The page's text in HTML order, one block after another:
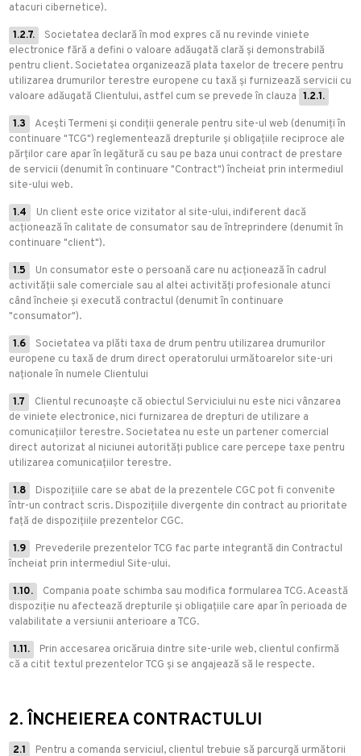
atacuri cibernetice).
1.2.7.
Societatea declară în mod expres că nu revinde viniete
electronice fără a defini o valoare adăugată clară și demonstrabilă
pentru client. Societatea organizează plata taxelor de trecere pentru
utilizarea drumurilor terestre europene cu taxă și furnizează servicii cu
valoare adăugată Clientului, astfel cum se prevede în clauza 1.2.1.
1.3
Acești Termeni și condiții generale pentru site-ul web (denumiți în
continuare "TCG") reglementează drepturile și obligațiile reciproce ale
părților care apar în legătură cu sau pe baza unui contract de prestare
de servicii (denumit în continuare "Contract") încheiat prin intermediul
site-ului web.
1.4
Un client este orice vizitator al site-ului, indiferent dacă
acționează în calitate de consumator sau de întreprindere (denumit în
continuare "client").
1.5
Un consumator este o persoană care nu acționează în cadrul
activității sale comerciale sau al altei activități profesionale atunci
când încheie și execută contractul (denumit în continuare
"consumator").
1.6
Societatea va plăti taxa de drum pentru utilizarea drumurilor
europene cu taxă de drum direct operatorului următoarelor site-uri
naționale în numele Clientului
1.7
Clientul recunoaște că obiectul Serviciului nu este nici vânzarea
de viniete electronice, nici furnizarea de drepturi de utilizare a
comunicațiilor terestre. Societatea nu este un partener comercial
direct autorizat al niciunei autorități publice care percepe taxe pentru
utilizarea comunicațiilor terestre.
1.8
Dispozițiile care se abat de la prezentele CGC pot fi convenite
într-un contract scris. Dispozițiile divergente din contract au prioritate
față de dispozițiile prezentelor CGC.
1.9
Prevederile prezentelor TCG fac parte integrantă din Contractul
încheiat prin intermediul Site-ului.
1.10.
Compania poate schimba sau modifica formularea TCG. Această
dispoziție nu afectează drepturile și obligațiile care apar în perioada de
valabilitate a versiunii anterioare a TCG.
1.11.
Prin accesarea oricăruia dintre site-urile web, clientul confirmă
că a citit textul prezentelor TCG și se angajează să le respecte.
2. ÎNCHEIEREA CONTRACTULUI
2.1 Pentru a comanda serviciul, clientul trebuie să parcurgă următorii